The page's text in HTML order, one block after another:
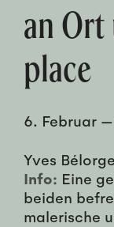
an
place
6. Februar —
Yves
Info: Eine
beiden
malerische